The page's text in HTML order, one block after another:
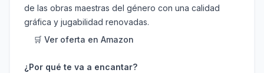
de las obras maestras del género con una calidad
gráfica y jugabilidad renovadas.
🛒 Ver oferta en Amazon
¿Por qué te va a encantar?